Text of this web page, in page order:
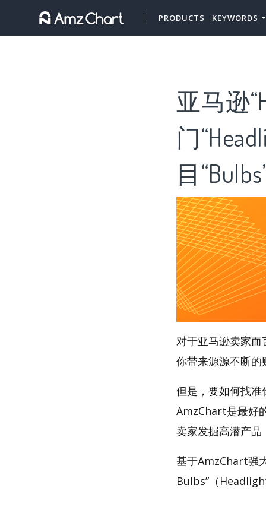
PRODUCTS KEYWORDS
亚马逊
门
目
对于亚马逊卖家
你带来源源不断的
但是，要如何找
AmzChart是最好
卖家发掘高潜产
基于AmzChart强
Bulbs”（